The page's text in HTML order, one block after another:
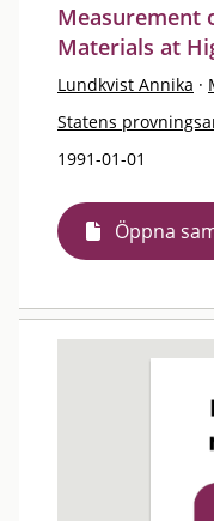
Measurement
Materials at
Lundkvist Annika ·
Statens
1991-01-01
Öppna